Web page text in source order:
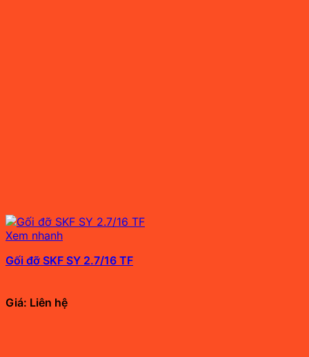
Xem nhanh
Gối đỡ SKF SY 2.7/16 TF
Giá: Liên hệ